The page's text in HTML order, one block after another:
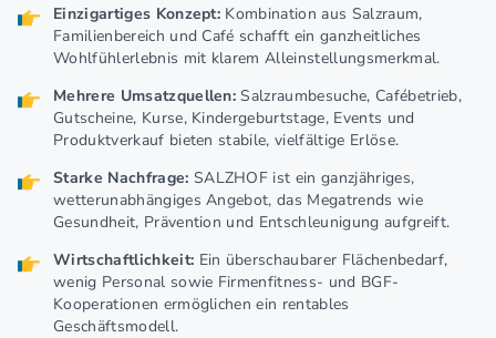
Einzigartiges Konzept: Kombination aus Salzraum,
Familienbereich und Café schafft ein ganzheitliches
Wohlfühlerlebnis mit klarem Alleinstellungsmerkmal.
Mehrere Umsatzquellen: Salzraumbesuche, Cafébetrieb,
Gutscheine, Kurse, Kindergeburtstage, Events und
Produktverkauf bieten stabile, vielfältige Erlöse.
Starke Nachfrage: SALZHOF ist ein ganzjähriges,
wetterunabhängiges Angebot, das Megatrends wie
Gesundheit, Prävention und Entschleunigung aufgreift.
Wirtschaftlichkeit: Ein überschaubarer Flächenbedarf,
wenig Personal sowie Firmenfitness- und BGF-
Kooperationen ermöglichen ein rentables
Geschäftsmodell.